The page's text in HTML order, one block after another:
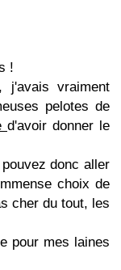
!
j'avais vraiment
pelotes de
d'avoir donner le
donc aller
choix de
cher du tout, les
pour mes laines